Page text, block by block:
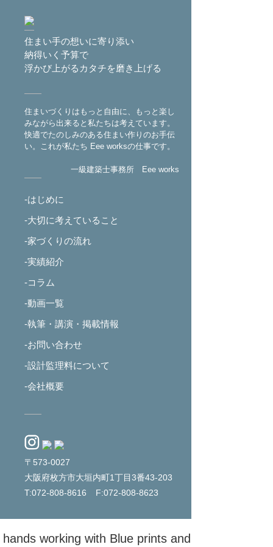
住まい手の想いに寄り添い
納得いく予算で
浮かび上がるカタチを磨き上げる
住まいづくりはもっと自由に、もっと楽し
みながら出来ると私たちは考えています。
快適でたのしみのある住まい作りのお手伝
い。これが私たち Eee worksの仕事です。
一級建築士事務所 Eee works
-はじめに
-大切に考えていること
-家づくりの流れ
-実績紹介
-コラム
-動画一覧
-執筆・講演・掲載情報
-お問い合わせ
-設計監理料について
-会社概要
〒573-0027
大阪府枚方市大垣内町1丁目3番43-203
T:072-808-8616
F:072-808-8623
working with Blue prints and